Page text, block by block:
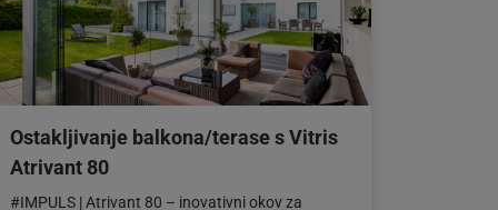
Ostakljivanje balkona/terase s Vitris
Atrivant 80
#IMPULS | Atrivant 80 – inovativni okov za